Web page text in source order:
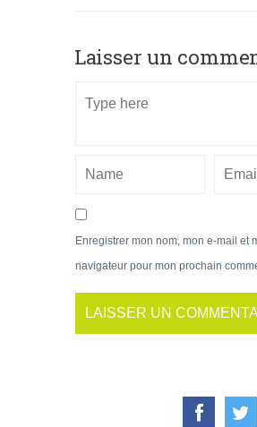
Laisser un
Enregistrer mon nom, mon e-mail et
navigateur pour mon prochain